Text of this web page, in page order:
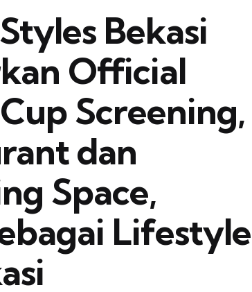
Bekasi
Official
Screening,
dan
Space,
Lifestyle